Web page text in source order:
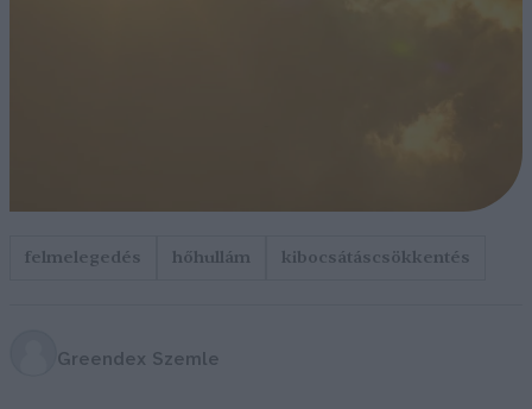
felmelegedés hőhullám kibocsátáscsökkentés
Greendex Szemle